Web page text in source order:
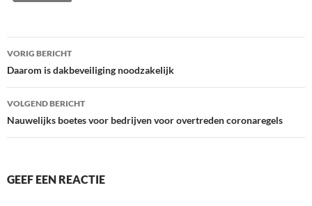
Bericht
navigatie
VORIG BERICHT
Daarom is dakbeveiliging noodzakelijk
VOLGEND BERICHT
Nauwelijks boetes voor bedrijven voor overtreden coronaregels
GEEF EEN REACTIE